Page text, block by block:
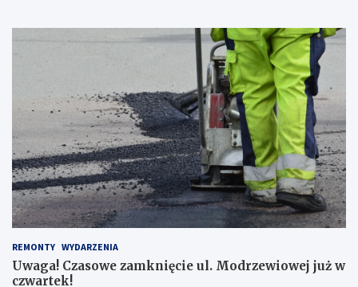
d
e
z
y
c
h
!
REMONTY WYDARZENIA
Uwaga! Czasowe zamknięcie ul. Modrzewiowej już w
czwartek!